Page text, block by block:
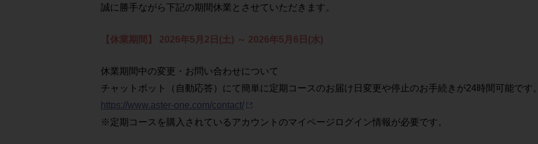
誠に勝手ながら下記の期間休業とさせていただきます。
【休業期間】 2026年5月2日(土) ～ 2026年5月6日(水)
休業期間中の変更・お問い合わせについて
チャットボット（自動応答）にて簡単に定期コースのお届け日変更や停止のお手続きが24時間可能です。
https://www.aster-one.com/contact/
※定期コースを購入されているアカウントのマイページログイン情報が必要です。